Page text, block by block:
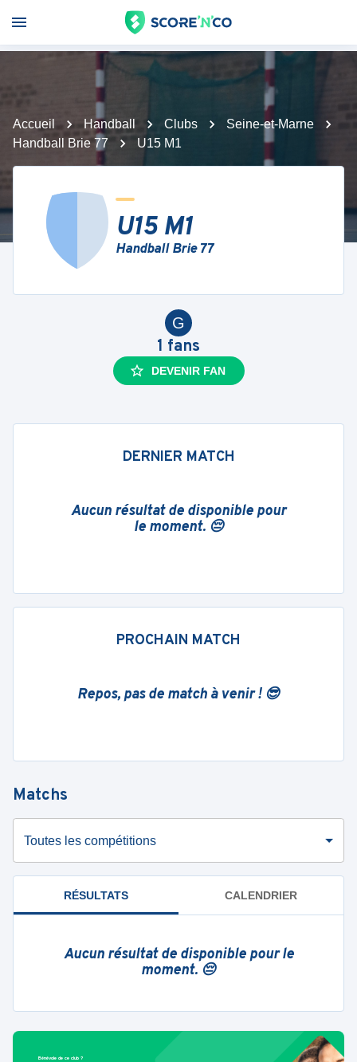
Accueil Handball Clubs
Seine-et-Marne
Handball Brie 77
U15 M1
U15 M1
Handball Brie 77
G
1 fans
DEVENIR FAN
DERNIER MATCH
Aucun résultat de disponible pour
le moment. 😔
PROCHAIN MATCH
Repos, pas de match à venir ! 😎
Matchs
Toutes les compétitions
RÉSULTATS CALENDRIER
Aucun résultat de disponible pour le
moment. 😔
Bénévole de ce club ?